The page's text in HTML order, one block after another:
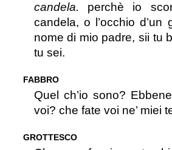
candela. perchè io
candela, o l’occhio
nome di mio padre, sii tu
tu sei.
FABBRO
Quel ch’io sono?
voi? che fate voi ne’ miei
GROTTESCO